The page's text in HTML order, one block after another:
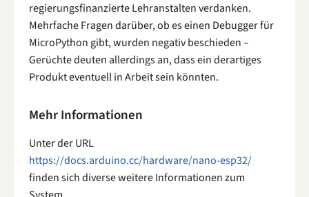
regierungsfinanzierte Lehranstalten verdanken.
Mehrfache Fragen darüber, ob es einen Debugger für
MicroPython gibt, wurden negativ beschieden –
Gerüchte deuten allerdings an, dass ein derartiges
Produkt eventuell in Arbeit sein könnten.
Mehr Informationen
Unter der URL
https://docs.arduino.cc/hardware/nano-esp32/
finden sich diverse weitere Informationen zum